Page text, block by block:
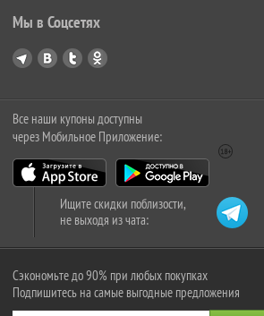
Мы в Соцсетях
Все наши купоны доступны
через Мобильное Приложение:
Ищите скидки поблизости,
не выходя из чата:
Сэкономьте до 90% при любых покупках
Подпишитесь на самые выгодные предложения